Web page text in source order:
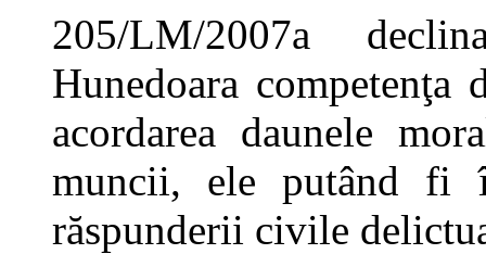
205/LM/2007a
Hunedoara competenţa
acordarea daunele
muncii, ele putând fi
răspunderii civile